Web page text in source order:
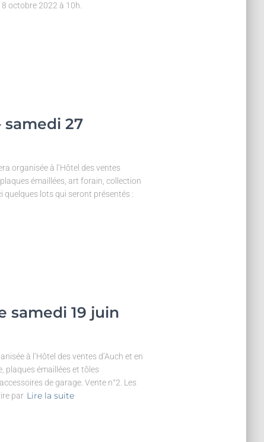
octobre 2022 à 10h.
27
organisée à l’Hôtel des ventes
émaillées, art forain, collection
quelques lots qui seront présentés :
samedi 19 juin
à l’Hôtel des ventes d’Auch et en
plaques émaillées et tôles
de garage. Vente n°2. Les
par Lire la suite